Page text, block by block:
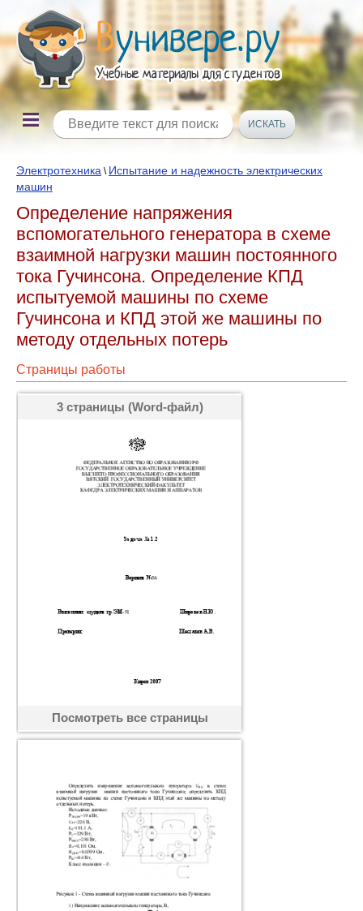
Электротехника \ Испытание и надежность электрических
машин
Определение напряжения
вспомогательного генератора в схеме
взаимной нагрузки машин постоянного
тока Гучинсона. Определение КПД
испытуемой машины по схеме
Гучинсона и КПД этой же машины по
методу отдельных потерь
Страницы работы
3 страницы (Word-файл)
Посмотреть все страницы